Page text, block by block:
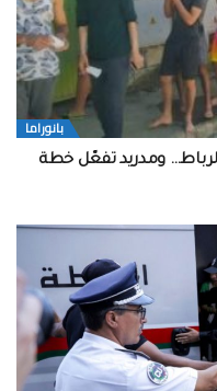
بانوراما
ومدريد تفعّل خطة